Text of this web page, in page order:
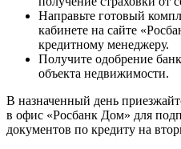
Направьте готовый
кабинете на сайте
кредитному менеджеру.
Получите одобрение
объекта недвижимости.
В назначенный день
в офис «Росбанк Дом» для
документов по кредиту на